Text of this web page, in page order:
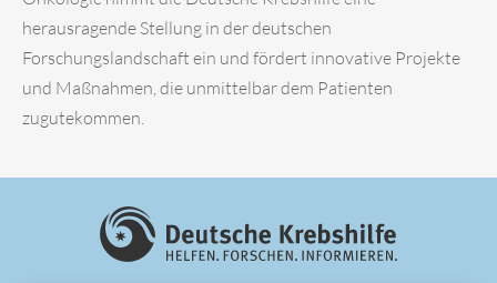
herausragende Stellung in der deutschen
Forschungslandschaft ein und fördert innovative Projekte
und Maßnahmen, die unmittelbar dem Patienten
zugutekommen.